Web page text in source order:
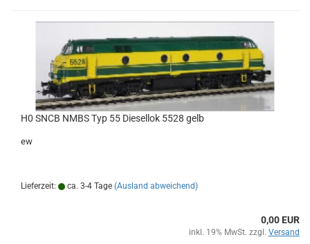
H0 SNCB NMBS Typ 55 Diesellok 5528 gelb
ew
Lieferzeit: ca. 3-4 Tage (Ausland abweichend)
0,00 EUR
inkl. 19% MwSt. zzgl. Versand